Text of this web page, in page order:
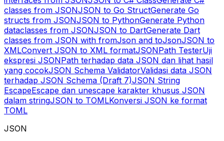
classes from JSONJSON to Go StructGenerate Go
structs from JSONJSON to PythonGenerate Python
dataclasses from JSONJSON to DartGenerate Dart
classes from JSON with fromJson and toJsonJSON to
XMLConvert JSON to XML formatJSONPath TesterUji
ekspresi JSONPath terhadap data JSON dan lihat hasil
yang cocokJSON Schema ValidatorValidasi data JSON
terhadap JSON Schema (Draft 7)JSON String
EscapeEscape dan unescape karakter khusus JSON
dalam stringJSON to TOMLKonversi JSON ke format
TOML
JSON